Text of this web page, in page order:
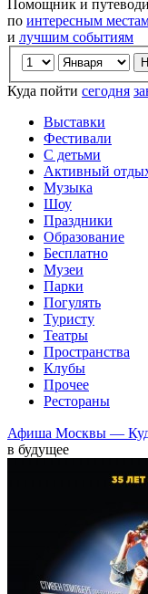
Помощник и
по интересным
и лучшим событиям
Куда пойти сегодня
Выставки
Фестивали
С детьми
Активный
Музыка
Шоу
Праздники
Образование
Бесплатно
Музеи
Парки
Погулять
Туристу
Театры
Пространства
Клубы
Прочее
Рестораны
Афиша Москвы —
в будущее